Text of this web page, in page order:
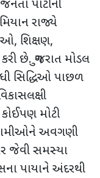
પાર્ટીની
રાજ્યે
શિક્ષણ,
છે. ગુજરાત મોડલ
સિદ્ધિઓ પાછળ
મોટી
ખામીઓને અવગણી
જેવી સમસ્યા
પાયાને અંદરથી